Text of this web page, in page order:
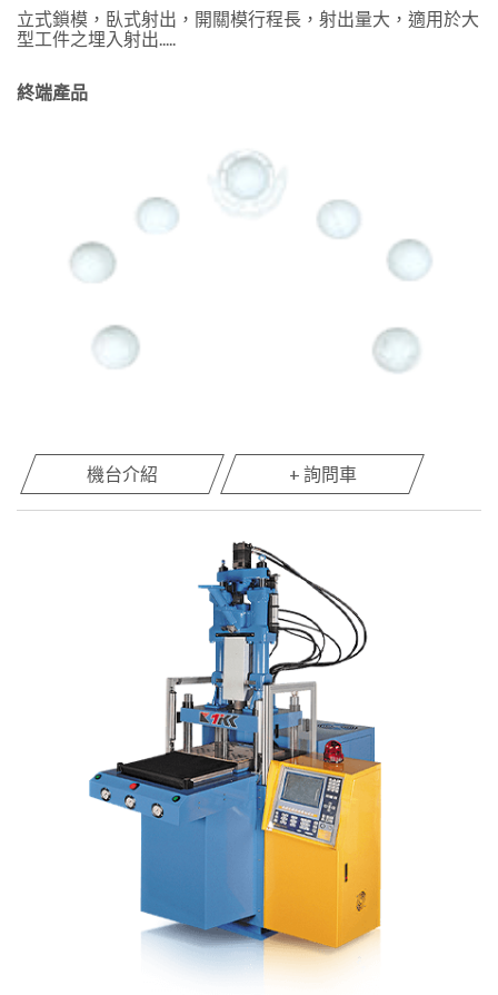
立式鎖模，臥式射出，開關模行程長，射出量大，適用於大
型工件之埋入射出.....
終端產品
機台介紹 + 詢問車